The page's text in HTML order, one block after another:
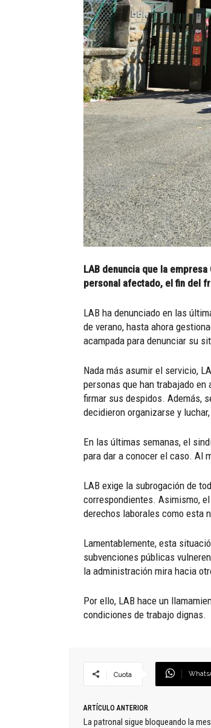
LAB denuncia que la
personal afectado, el fin del
LAB ha denunciado en las
de verano, hasta ahora
acampada para denunciar su
Nada más asumir el servicio,
personas que han trabajado
firmar sus despidos. Además,
decidieron organizarse y
En las últimas semanas, el
para dar a conocer el caso. Al
LAB exige la subrogación de
correspondientes. Asimismo,
derechos laborales como esta
Lamentablemente, esta
subvenciones públicas
la administración mira hacia
Por ello, LAB hace un
condiciones de trabajo dignas.
Cuota
ARTÍCULO ANTERIOR
La patronal sigue bloqueando la